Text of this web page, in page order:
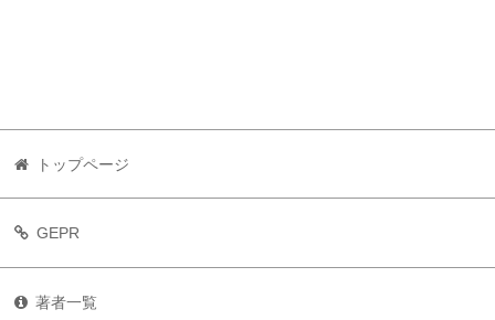
トップページ
GEPR
著者一覧